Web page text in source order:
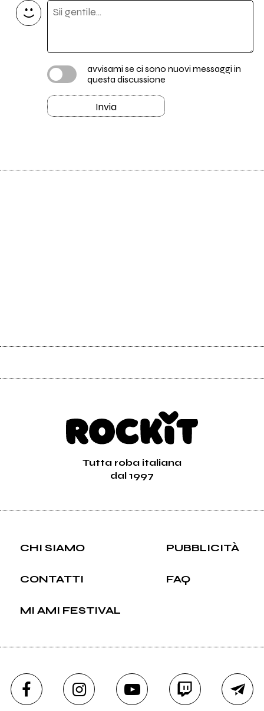
avvisami se ci sono nuovi messaggi in
questa discussione
Invia
Tutta roba italiana
dal 1997
CHI SIAMO PUBBLICITÀ
CONTATTI FAQ
MI AMI FESTIVAL